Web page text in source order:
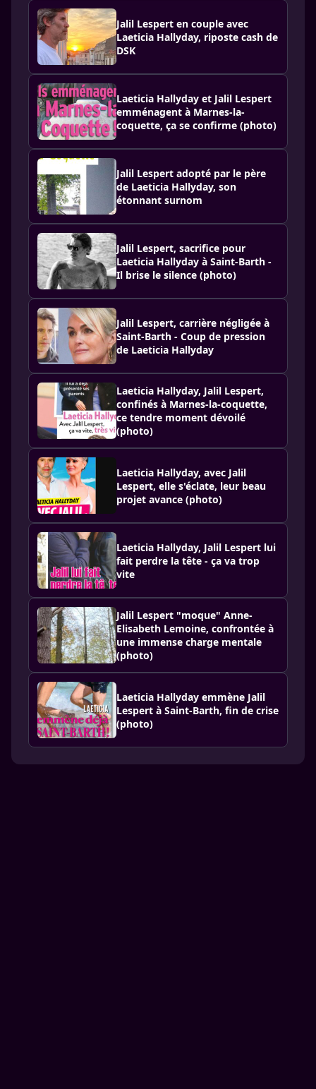
Jalil Lespert en couple avec
Laeticia Hallyday, riposte cash de
DSK
Laeticia Hallyday et Jalil Lespert
emménagent à Marnes-la-
coquette, ça se confirme (photo)
Jalil Lespert adopté par le père
de Laeticia Hallyday, son
étonnant surnom
Jalil Lespert, sacrifice pour
Laeticia Hallyday à Saint-Barth -
Il brise le silence (photo)
Jalil Lespert, carrière négligée à
Saint-Barth - Coup de pression
de Laeticia Hallyday
Laeticia Hallyday, Jalil Lespert,
confinés à Marnes-la-coquette,
ce tendre moment dévoilé
(photo)
Laeticia Hallyday, avec Jalil
Lespert, elle s'éclate, leur beau
projet avance (photo)
Laeticia Hallyday, Jalil Lespert lui
fait perdre la tête - ça va trop
vite
Jalil Lespert "moque" Anne-
Elisabeth Lemoine, confrontée à
une immense charge mentale
(photo)
Laeticia Hallyday emmène Jalil
Lespert à Saint-Barth, fin de crise
(photo)